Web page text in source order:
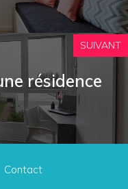
SUIVANT
résidence
Contact